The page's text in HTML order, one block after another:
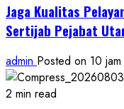
Jaga Kualitas
Sertijab Pejabat
admin Posted on 10
2 min read